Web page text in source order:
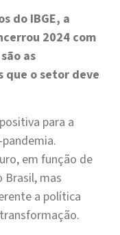
do IBGE, a
2024 com
as
que o setor deve
para a
em função de
Brasil, mas
a política